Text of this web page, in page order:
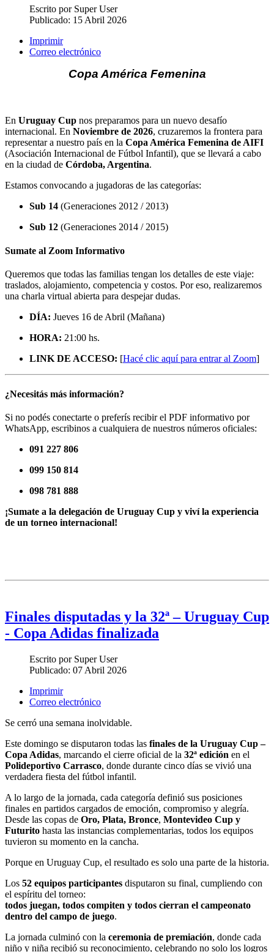
Escrito por Super User
Publicado: 15 Abril 2026
Imprimir
Correo electrónico
Copa América Femenina
En Uruguay Cup nos preparamos para un nuevo desafío
internacional. En Noviembre de 2026, cruzaremos la frontera para
representar a nuestro país en la Copa América Femenina de AIFI
(Asociación Internacional de Fútbol Infantil), que se llevará a cabo
en la ciudad de Córdoba, Argentina.
Estamos convocando a jugadoras de las categorías:
Sub 14 (Generaciones 2012 / 2013)
Sub 12 (Generaciones 2014 / 2015)
Sumate al Zoom Informativo
Queremos que todas las familias tengan los detalles de este viaje:
traslados, alojamiento, competencia y costos. Por eso, realizaremos
una charla virtual abierta para despejar dudas.
DÍA: Jueves 16 de Abril (Mañana)
HORA: 21:00 hs.
LINK DE ACCESO: [Hacé clic aquí para entrar al Zoom]
¿Necesitás más información?
Si no podés conectarte o preferís recibir el PDF informativo por
WhatsApp, escribinos a cualquiera de nuestros números oficiales:
091 227 806
099 150 814
098 781 888
¡Sumate a la delegación de Uruguay Cup y viví la experiencia
de un torneo internacional!
Finales disputadas y la 32ª – Uruguay Cup
- Copa Adidas finalizada
Escrito por Super User
Publicado: 07 Abril 2026
Imprimir
Correo electrónico
Se cerró una semana inolvidable.
Este domingo se disputaron todas las finales de la Uruguay Cup –
Copa Adidas, marcando el cierre oficial de la 32ª edición en el
Polideportivo Carrasco, donde durante cinco días se vivió una
verdadera fiesta del fútbol infantil.
A lo largo de la jornada, cada categoría definió sus posiciones
finales en partidos cargados de emoción, compromiso y alegría.
Desde las copas de Oro, Plata, Bronce, Montevideo Cup y
Futurito hasta las instancias complementarias, todos los equipos
tuvieron su momento en la cancha.
Porque en Uruguay Cup, el resultado es solo una parte de la historia.
Los 52 equipos participantes disputaron su final, cumpliendo con
el espíritu del torneo:
todos juegan, todos compiten y todos cierran el campeonato
dentro del campo de juego.
La jornada culminó con la ceremonia de premiación, donde cada
niño y niña recibió su reconocimiento, celebrando no solo los logros